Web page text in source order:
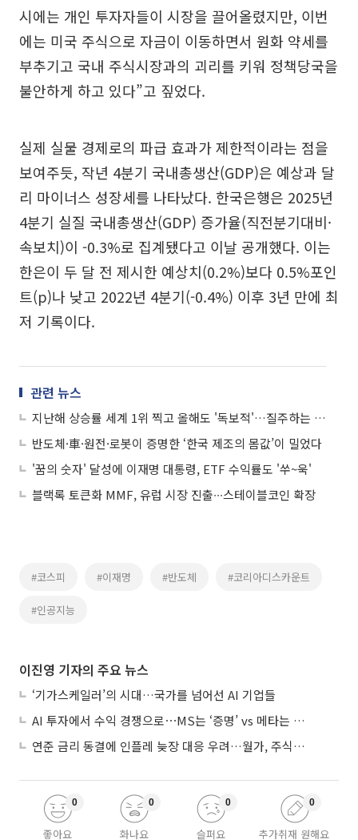
시에는 개인 투자자들이 시장을 끌어올렸지만, 이번
에는 미국 주식으로 자금이 이동하면서 원화 약세를
부추기고 국내 주식시장과의 괴리를 키워 정책당국을
불안하게 하고 있다”고 짚었다.
실제 실물 경제로의 파급 효과가 제한적이라는 점을
보여주듯, 작년 4분기 국내총생산(GDP)은 예상과 달
리 마이너스 성장세를 나타났다. 한국은행은 2025년
4분기 실질 국내총생산(GDP) 증가율(직전분기대비·
속보치)이 -0.3%로 집계됐다고 이날 공개했다. 이는
한은이 두 달 전 제시한 예상치(0.2%)보다 0.5%포인
트(p)나 낮고 2022년 4분기(-0.4%) 이후 3년 만에 최
저 기록이다.
관련 뉴스
지난해 상승률 세계 1위 찍고 올해도 '독보적'…질주하는 코스피, 6000선 넘본다
반도체·車·원전·로봇이 증명한 ‘한국 제조의 몸값’이 밀었다
'꿈의 숫자' 달성에 이재명 대통령, ETF 수익률도 '쑤~욱'
블랙록 토큰화 MMF, 유럽 시장 진출∙∙∙스테이블코인 확장
#코스피 #이재명 #반도체 #코리아디스카운트
#인공지능
이진영 기자의 주요 뉴스
‘기가스케일러’의 시대…국가를 넘어선 AI 기업들
AI 투자에서 수익 경쟁으로⋯MS는 ‘증명’ vs 메타는 ‘숙제’
연준 금리 동결에 인플레 늦장 대응 우려…월가, 주식도 채권도 던졌다
좋아요
0
화나요
0
슬퍼요
0
추가취재 원해요
0